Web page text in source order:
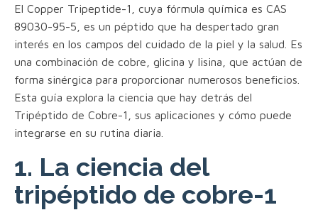
El Copper Tripeptide-1, cuya fórmula química es CAS
89030-95-5, es un péptido que ha despertado gran
interés en los campos del cuidado de la piel y la salud. Es
una combinación de cobre, glicina y lisina, que actúan de
forma sinérgica para proporcionar numerosos beneficios.
Esta guía explora la ciencia que hay detrás del
Tripéptido de Cobre-1, sus aplicaciones y cómo puede
integrarse en su rutina diaria.
1. La ciencia del
tripéptido de cobre-1